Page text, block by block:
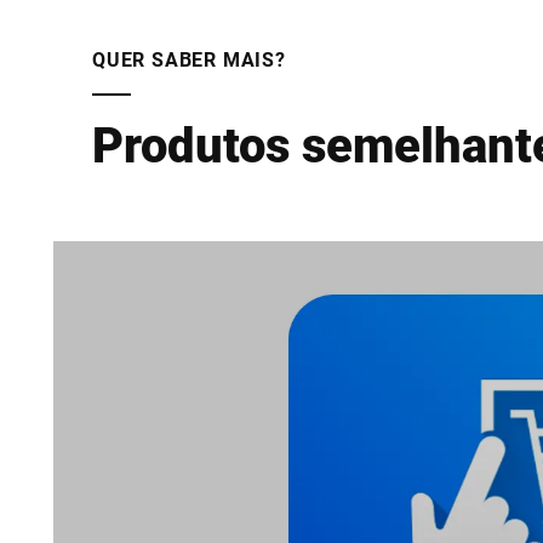
QUER SABER MAIS?
Produtos